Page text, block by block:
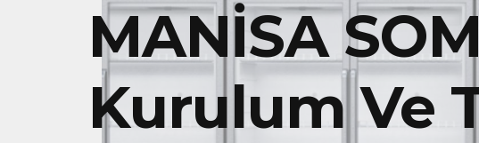
MANİSA
Kurulum Ve